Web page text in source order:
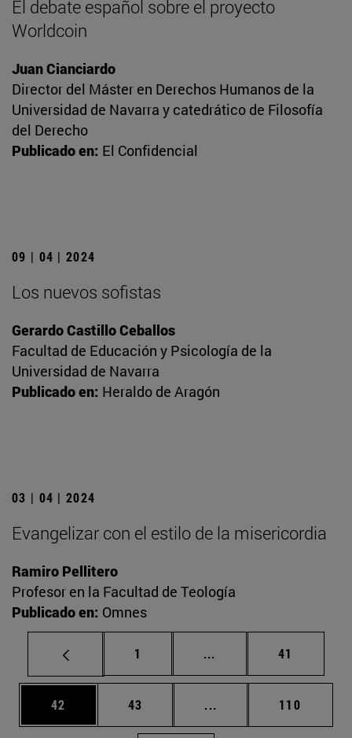
El debate español sobre el proyecto
Worldcoin
Juan Cianciardo
Director del Máster en Derechos Humanos de la
Universidad de Navarra y catedrático de Filosofía
del Derecho
Publicado en: El Confidencial
09 | 04 | 2024
Los nuevos sofistas
Gerardo Castillo Ceballos
Facultad de Educación y Psicología de la
Universidad de Navarra
Publicado en: Heraldo de Aragón
03 | 04 | 2024
Evangelizar con el estilo de la misericordia
Ramiro Pellitero
Profesor en la Facultad de Teología
Publicado en: Omnes
Página
1 ... Páginas intermedias
Página
41
Página
42 Página
43 ... Páginas intermedias
Página
110